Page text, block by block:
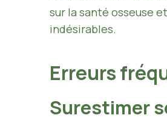
sur la santé osseuse
indésirables.
Erreurs
Surestimer